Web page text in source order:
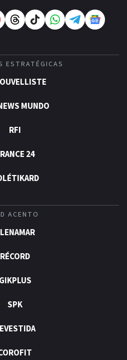
ESTRATÉGICAS
MUNDO
RFI
24
ACENTO
RÉCORD
GIKPLUS
SPK